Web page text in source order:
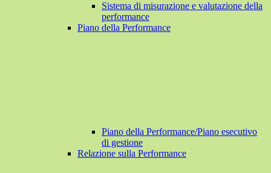
Sistema di misurazione e valutazione della
performance
Piano della Performance
Piano della Performance/Piano esecutivo
di gestione
Relazione sulla Performance